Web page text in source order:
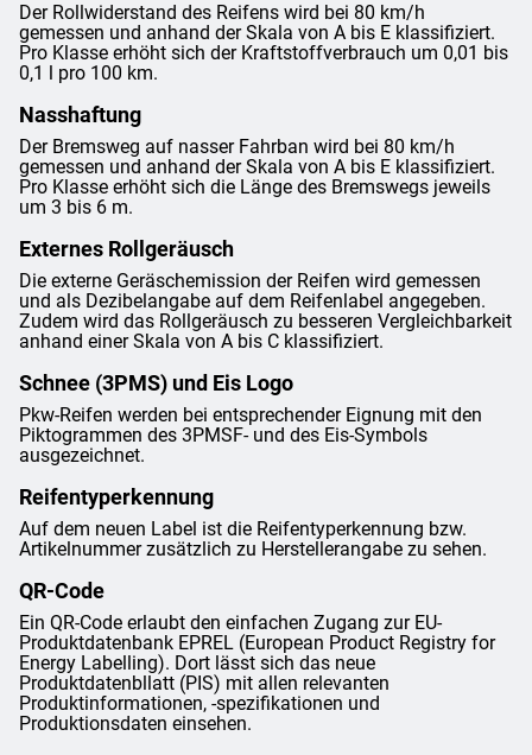
Der Rollwiderstand des Reifens wird bei 80 km/h
gemessen und anhand der Skala von A bis E klassifiziert.
Pro Klasse erhöht sich der Kraftstoffverbrauch um 0,01 bis
0,1 l pro 100 km.
Nasshaftung
Der Bremsweg auf nasser Fahrban wird bei 80 km/h
gemessen und anhand der Skala von A bis E klassifiziert.
Pro Klasse erhöht sich die Länge des Bremswegs jeweils
um 3 bis 6 m.
Externes Rollgeräusch
Die externe Geräschemission der Reifen wird gemessen
und als Dezibelangabe auf dem Reifenlabel angegeben.
Zudem wird das Rollgeräusch zu besseren Vergleichbarkeit
anhand einer Skala von A bis C klassifiziert.
Schnee (3PMS) und Eis Logo
Pkw-Reifen werden bei entsprechender Eignung mit den
Piktogrammen des 3PMSF- und des Eis-Symbols
ausgezeichnet.
Reifentyperkennung
Auf dem neuen Label ist die Reifentyperkennung bzw.
Artikelnummer zusätzlich zu Herstellerangabe zu sehen.
QR-Code
Ein QR-Code erlaubt den einfachen Zugang zur EU-
Produktdatenbank EPREL (European Product Registry for
Energy Labelling). Dort lässt sich das neue
Produktdatenbllatt (PIS) mit allen relevanten
Produktinformationen, -spezifikationen und
Produktionsdaten einsehen.